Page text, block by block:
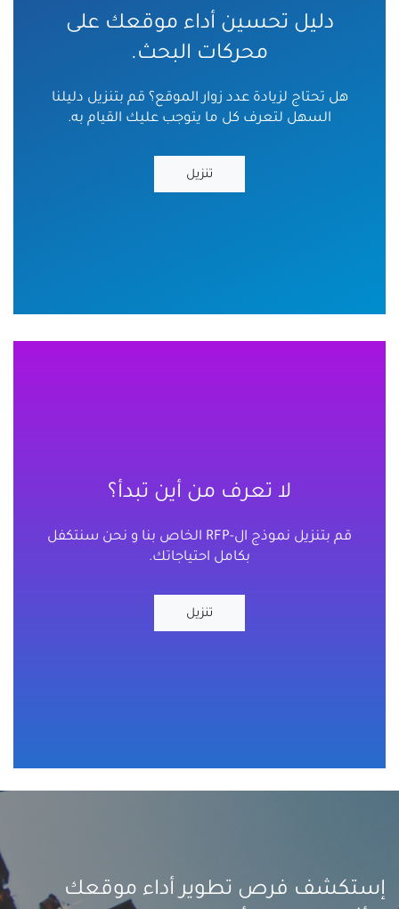
دليل تحسين أداء موقعك على
محركات البحث.
هل تحتاج لزيادة عدد زوار الموقع؟ قم بتنزيل دليلنا
السهل لتعرف كل ما يتوجب عليك القيام به.
تنزيل
لا تعرف من أين تبدأ؟
قم بتنزيل نموذج ال-RFP الخاص بنا و نحن سنتكفل
بكامل احتياجاتك.
تنزيل
إستكشف فرص تطوير أداء موقعك